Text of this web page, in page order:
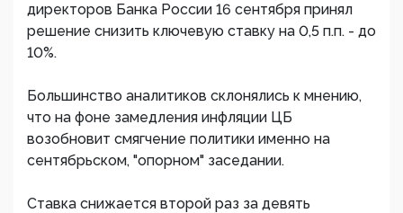
директоров Банка России 16 сентября принял
решение снизить ключевую ставку на 0,5 п.п. - до
10%.
Большинство аналитиков склонялись к мнению,
что на фоне замедления инфляции ЦБ
возобновит смягчение политики именно на
сентябрьском, "опорном" заседании.
Ставка снижается второй раз за девять